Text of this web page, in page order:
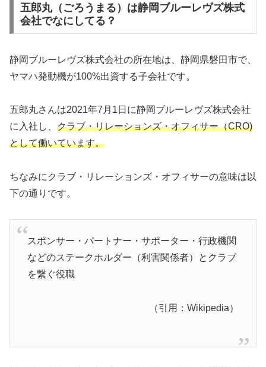
五郎丸（ごろうまる）は静岡ブルーレヴズ株式
会社でなにしてる？
静岡ブルーレヴズ株式会社の所在地は、静岡県磐田市で、
ヤマハ発動機が100%出資する子会社です。
五郎丸さんは2021年7月1日に静岡ブルーレヴズ株式会社
に入社し、 クラブ・リレーションズ・オフィサー（CRO)
として働いています。
ちなみにクラブ・リレーションズ・オフィサーの意味は以
下の通りです。
スポンサー・パートナー・サポーター・行政機関
などのステークホルダー（利害関係者）とクラブ
を繋ぐ役職
（引用：Wikipedia）